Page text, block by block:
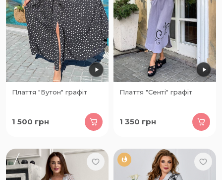
Плаття "Бутон" графіт
1 500 грн
Плаття "Сенті" графіт
1 350 грн